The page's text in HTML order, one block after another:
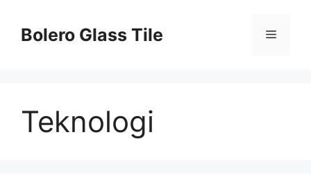
contentBolero Glass Tile Menu
Teknologi